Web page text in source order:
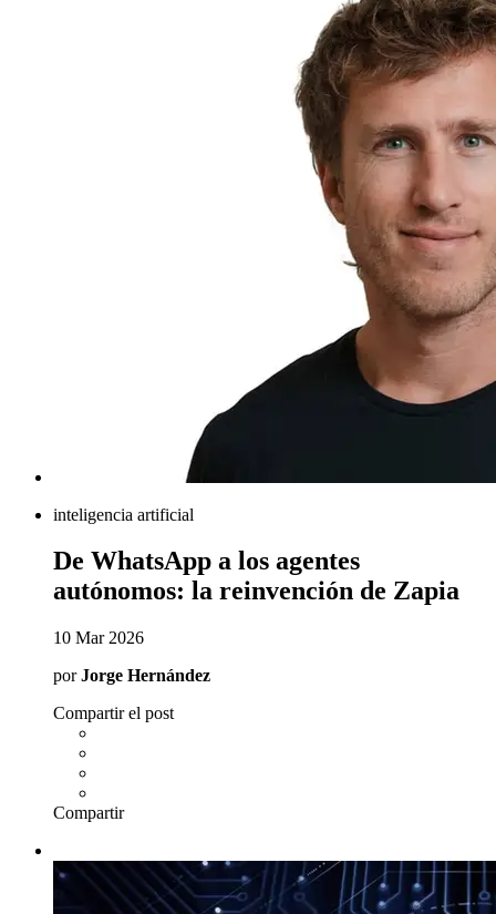
inteligencia artificial
De WhatsApp a los agentes
autónomos: la reinvención de Zapia
10 Mar 2026
porJorge Hernández
Compartir el post
Compartir